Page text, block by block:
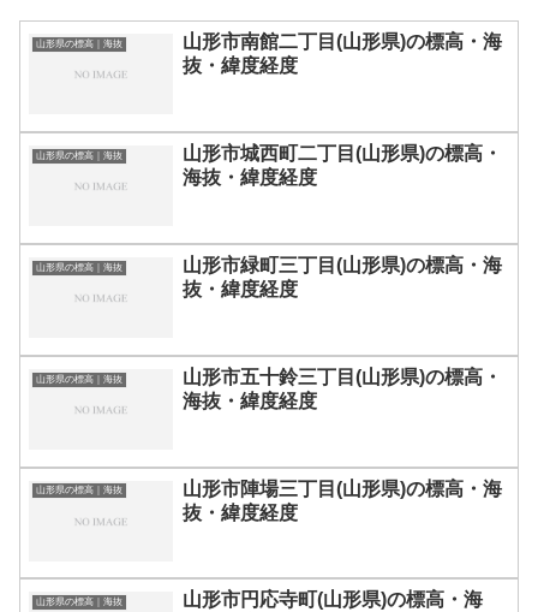
山形県の標高｜海抜
山形市南館二丁目(山形県)の標高・海
抜・緯度経度
山形県の標高｜海抜
山形市城西町二丁目(山形県)の標高・
海抜・緯度経度
山形県の標高｜海抜
山形市緑町三丁目(山形県)の標高・海
抜・緯度経度
山形県の標高｜海抜
山形市五十鈴三丁目(山形県)の標高・
海抜・緯度経度
山形県の標高｜海抜
山形市陣場三丁目(山形県)の標高・海
抜・緯度経度
山形県の標高｜海抜
山形市円応寺町(山形県)の標高・海